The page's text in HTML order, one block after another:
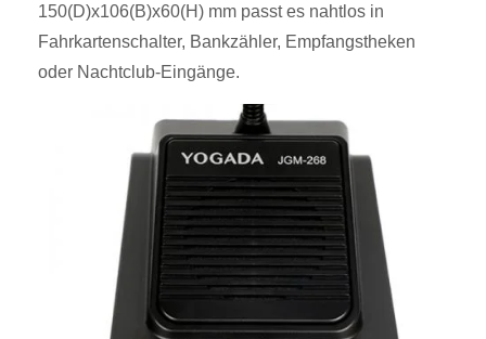
150(D)x106(B)x60(H) mm passt es nahtlos in
Fahrkartenschalter, Bankzähler, Empfangstheken
oder Nachtclub-Eingänge.